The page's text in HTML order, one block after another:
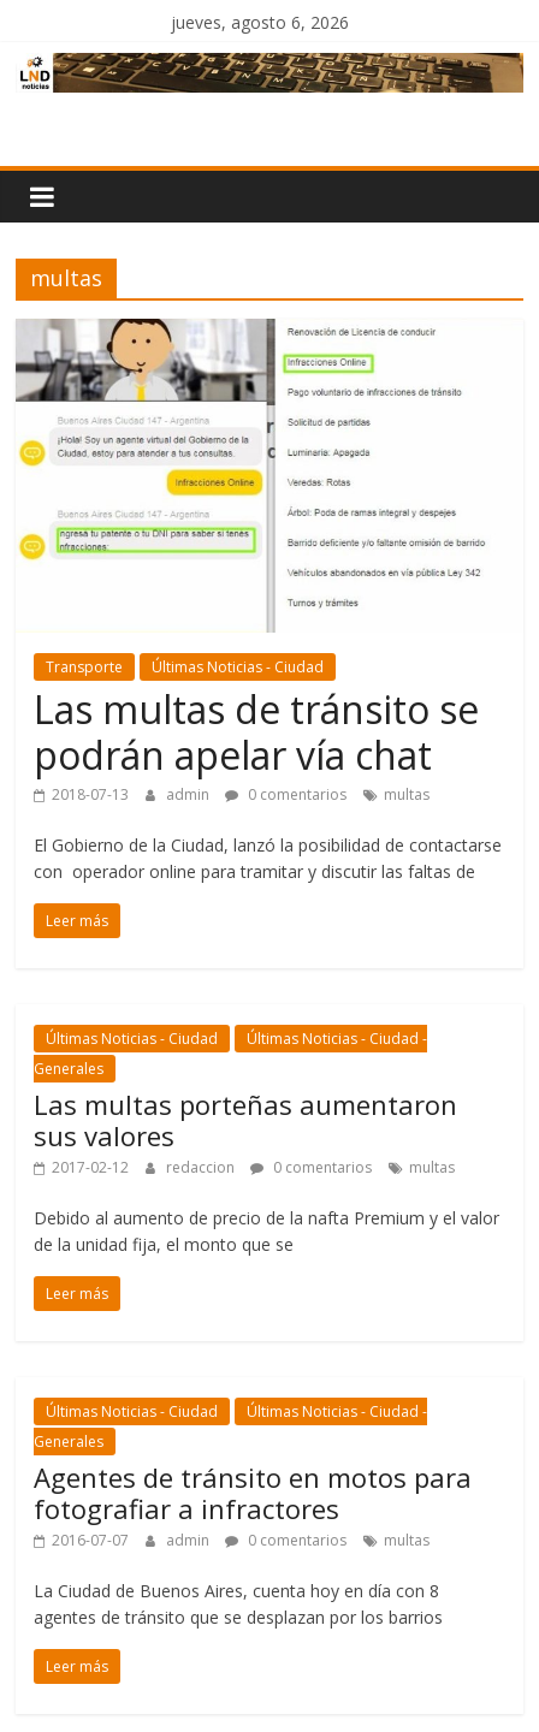
contenido
jueves, agosto 6, 2026
Noticias
multas
Transporte Últimas Noticias - Ciudad
Las multas de tránsito se
podrán apelar vía chat
2018-07-13 admin 0 comentarios multas
El Gobierno de la Ciudad, lanzó la posibilidad de contactarse
con operador online para tramitar y discutir las faltas de
Leer más
Últimas Noticias - Ciudad
Últimas Noticias - Ciudad -
Generales
Las multas porteñas aumentaron
sus valores
2017-02-12 redaccion 0 comentarios multas
Debido al aumento de precio de la nafta Premium y el valor
de la unidad fija, el monto que se
Leer más
Últimas Noticias - Ciudad
Últimas Noticias - Ciudad -
Generales
Agentes de tránsito en motos para
fotografiar a infractores
2016-07-07 admin 0 comentarios multas
La Ciudad de Buenos Aires, cuenta hoy en día con 8
agentes de tránsito que se desplazan por los barrios
Leer más